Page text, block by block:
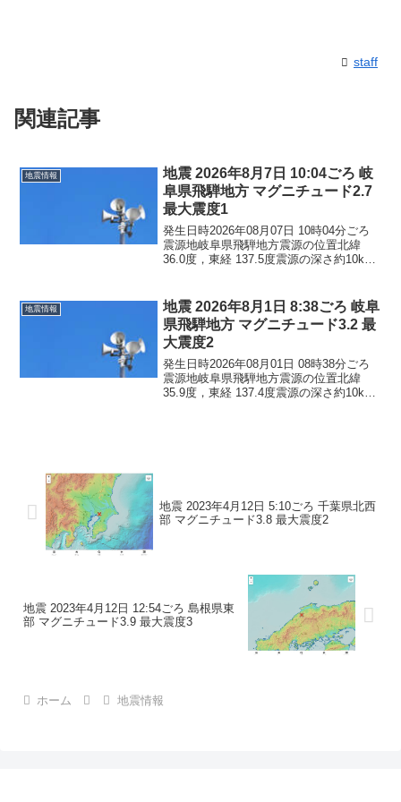
staff
関連記事
地震情報
地震 2026年8月7日 10:04ごろ 岐
阜県飛騨地方 マグニチュード2.7
最大震度1
発生日時2026年08月07日 10時04分ごろ
震源地岐阜県飛騨地方震源の位置北緯
36.0度，東経 137.5度震源の深さ約10km
りません。震度1岐阜県高山市
地震情報
地震 2026年8月1日 8:38ごろ 岐阜
県飛騨地方 マグニチュード3.2 最
大震度2
発生日時2026年08月01日 08時38分ごろ
震源地岐阜県飛騨地方震源の位置北緯
35.9度，東経 137.4度震源の深さ約10km
地震 2023年4月12日 5:10ごろ 千葉県北西
部 マグニチュード3.8 最大震度2
地震 2023年4月12日 12:54ごろ 島根県東
部 マグニチュード3.9 最大震度3
ホーム 地震情報